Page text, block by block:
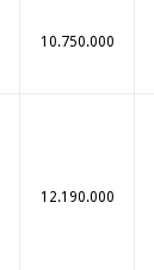
10.750.000
12.190.000